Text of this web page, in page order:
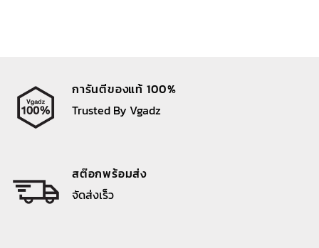
การันตีของแท้ 100%
Trusted By Vgadz
สต๊อกพร้อมส่ง
จัดส่งเร็ว